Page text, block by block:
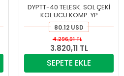
DYPTT-40 TELESK. SOL ÇEKİ
KOL UCU KOMP. YP
80.12 USD
3.820,11 TL
4.296,91 TL
SEPETE EKLE